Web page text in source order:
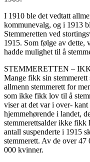
I 1910 ble det vedtatt
kommunevalg, og i 1913
Stemmeretten ved
1915. Som følge av dette,
hadde mulighet til å
STEMMERETTEN –
Mange fikk sin stemmerett
allmenn stemmerett for
som ikke fikk lov til å
viser at det var i over-
hjemmehørende i landet,
stemmerettsalder ikke fikk
antall suspenderte i 1915
stemmerett. Av de over 47
000 kvinner.